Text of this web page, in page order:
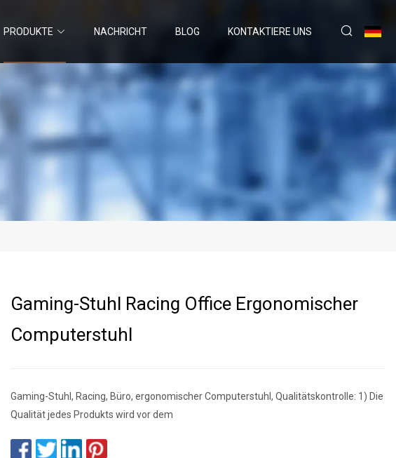
PRODUKTE NACHRICHT BLOG KONTAKTIERE UNS
Gaming-Stuhl Racing Office Ergonomischer
Computerstuhl
Gaming-Stuhl, Racing, Büro, ergonomischer Computerstuhl, Qualitätskontrolle: 1) Die
Qualität jedes Produkts wird vor dem